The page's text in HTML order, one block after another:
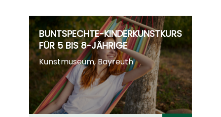
BUNTSPECHTE-KINDERKUNSTKURS
FÜR 5 BIS 8-JÄHRIGE
Kunstmuseum, Bayreuth